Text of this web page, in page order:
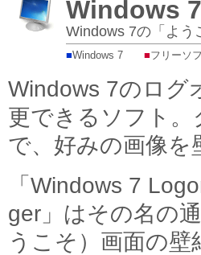
Windows
Windows 7の「よう
■Windows 7 ■フリーソ
Windows 7のログ
更できるソフト
で、好みの画像を
「Windows 7
ger」はその名の
うこそ）画面の